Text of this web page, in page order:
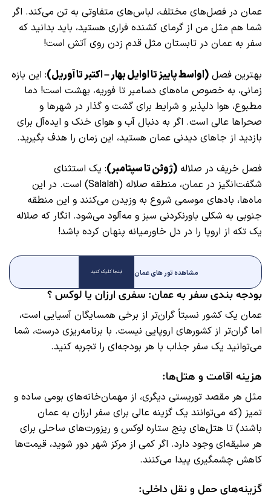
عمان در فصل‌های مختلف، لباس‌های متفاوتی به تن می‌کند. اگر
شما هم مثل من از گرمای کشنده فراری هستید، باید بدانید که
سفر به عمان در تابستان مثل قدم زدن روی آتش است!
بهترین فصل (اواسط پاییز تا اوایل بهار – اکتبر تا آوریل): این بازه
زمانی، به خصوص ماه‌های دسامبر تا فوریه، بهشت است! دما
مطبوع، هوا دلپذیر و شرایط برای گشت و گذار در شهرها و
صحراها عالی است. اگر به دنبال آب‌ و هوای خنک و ایده‌آل برای
بازدید از جاهای دیدنی عمان هستید، این زمان را هدف بگیرید.
فصل خریف در صلاله (ژوئن تا سپتامبر): یک استثنای
شگفت‌انگیز در عمان، منطقه صلاله (Salalah) است. در این
ماه‌ها، بادهای موسمی شروع به وزیدن می‌کنند و این منطقه
جنوبی به شکلی باورنکردنی سبز و مه‌آلود می‌شود. انگار که صلاله
یک تکه از اروپا را در دل خاورمیانه پنهان کرده باشد!
مشاهده تور های عمان اینجا کلیک کنید
بودجه‌ بندی سفر به عمان: سفری ارزان یا لوکس ؟
عمان یک کشور نسبتاً گران‌تر از برخی همسایگان آسیایی است،
اما گران‌تر از کشورهای اروپایی نیست. با برنامه‌ریزی درست، شما
می‌توانید یک سفر جذاب با هر بودجه‌ای را تجربه کنید.
هزینه اقامت و هتل‌ها:
مثل هر مقصد توریستی دیگری، از مهمان‌خانه‌های بومی ساده و
تمیز (که می‌توانند یک گزینه عالی برای سفر ارزان به عمان
باشند) تا هتل‌های پنج ستاره لوکس و ریزورت‌های ساحلی برای
هر سلیقه‌ای وجود دارد. اگر کمی از مرکز شهر دور شوید، قیمت‌ها
کاهش چشمگیری پیدا می‌کنند.
گزینه‌های حمل و نقل داخلی: